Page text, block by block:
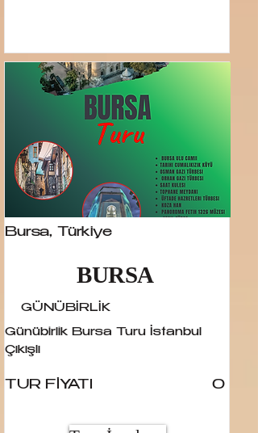
Bursa, Türkiye
BURSA
GÜNÜBİRLİK
Günübirlik Bursa Turu İstanbul
Çıkışlı
TUR FİYATI 0